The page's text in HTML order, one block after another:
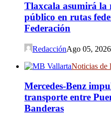
Tlaxcala asumirá la
público en rutas
Federación
RedacciónAgo 05, 2026
Noticias de
Mercedes-Benz
transporte entre
Banderas